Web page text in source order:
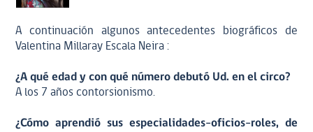
A continuación algunos antecedentes biográficos de
Valentina Millaray Escala Neira :
¿A qué edad y con qué número debutó Ud. en el circo?
A los 7 años contorsionismo.
¿Cómo aprendió sus especialidades-oficios-roles, de